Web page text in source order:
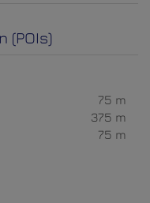
(POIs)
75 m
375 m
75 m